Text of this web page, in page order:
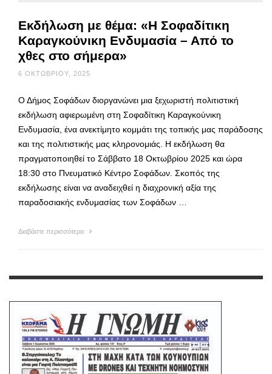
Εκδήλωση με θέμα: «Η Σοφαδίτικη
Καραγκούνικη Ενδυμασία – Από το
χθες στο σήμερα»
6 ΟΚΤΩΒΡΊΟΥ, 2025
Ο Δήμος Σοφάδων διοργανώνει μια ξεχωριστή πολιτιστική
εκδήλωση αφιερωμένη στη Σοφαδίτικη Καραγκούνικη
Ενδυμασία, ένα ανεκτίμητο κομμάτι της τοπικής μας παράδοσης
και της πολιτιστικής μας κληρονομιάς. Η εκδήλωση θα
πραγματοποιηθεί το Σάββατο 18 Οκτωβρίου 2025 και ώρα
18:30 στο Πνευματικό Κέντρο Σοφάδων. Σκοπός της
εκδήλωσης είναι να αναδειχθεί η διαχρονική αξία της
παραδοσιακής ενδυμασίας των Σοφάδων …
Διαβάστε περισσότερα